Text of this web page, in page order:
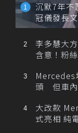
沉默7年不
冠儀發長
李多慧大
含意！粉
Mercedes
頭 但車內
大改款
式亮相 純